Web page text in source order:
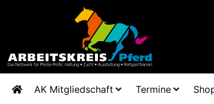
AK Mitgliedschaft Termine